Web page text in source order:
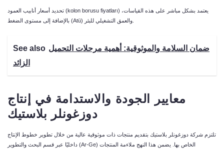
تحديد أسعار أنابيب العمود (kolon borusu fiyatları) يعتمد بشكل مباشر على هذه القياسات،
See also ضمان السلامة والموثوقية: أهمية مرحلات التحميل
الزائد
معايير الجودة والاستدامة في
إنتاج
دوزغونلر بلاستيك
تلتزم شركة دوزغونلر بلاستيك بتقديم منتجات ذات موثوقية عالية من خلال تطوير خطوط الإنتاج
داخليًا عبر قسم البحث والتطوير (Ar-Ge) الخاص بها. يضمن هذا النهج ملاءمة المنتجات